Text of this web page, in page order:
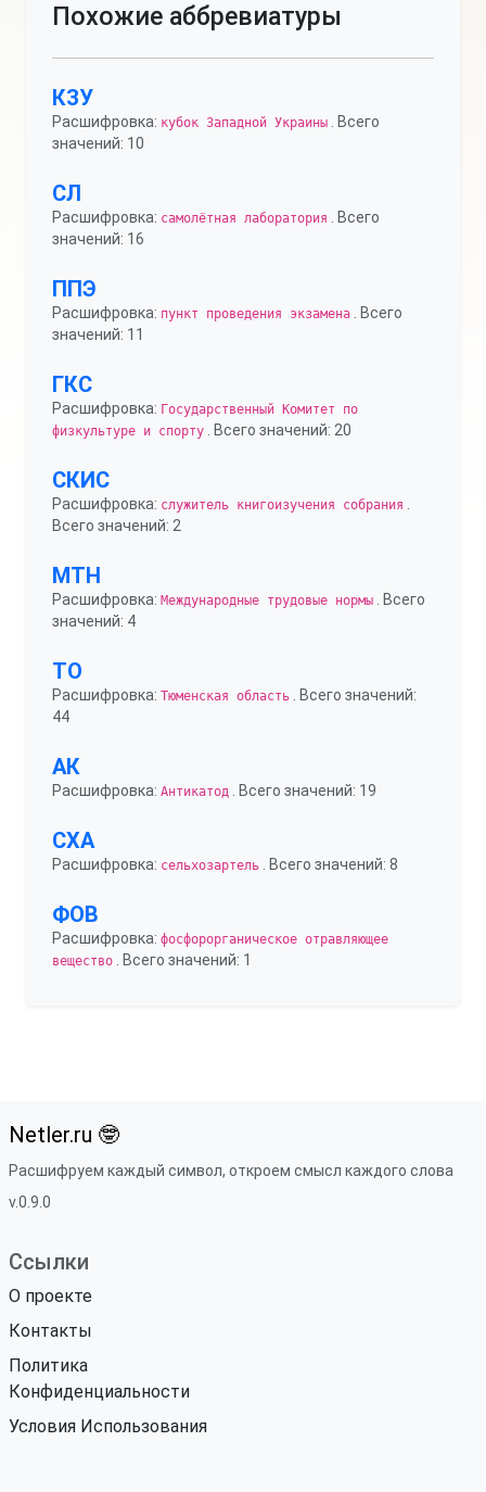
Похожие аббревиатуры
КЗУ
Расшифровка: кубок Западной Украины . Всего
значений: 10
СЛ
Расшифровка: самолётная лаборатория
. Всего
значений: 16
ППЭ
Расшифровка: пункт проведения экзамена . Всего
значений: 11
ГКС
Расшифровка: Государственный Комитет по
физкультуре и спорту . Всего значений: 20
СКИС
Расшифровка: служитель книгоизучения собрания
Всего значений: 2
МТН
Расшифровка: Международные трудовые нормы . Всего
значений: 4
ТО
Расшифровка: Тюменская область . Всего значений:
44
АК
Расшифровка: Антикатод . Всего значений: 19
СХА
Расшифровка: сельхозартель . Всего значений: 8
ФОВ
Расшифровка: фосфорорганическое отравляющее
вещество . Всего значений: 1
Netler.ru 🤓
Расшифруем каждый символ, откроем смысл каждого слова
v.0.9.0
Ссылки
О проекте
Контакты
Политика
Конфиденциальности
Условия Использования